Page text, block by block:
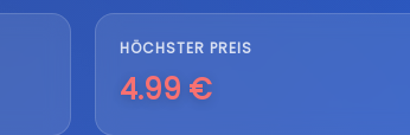
HÖCHSTER PREIS
4.99 €